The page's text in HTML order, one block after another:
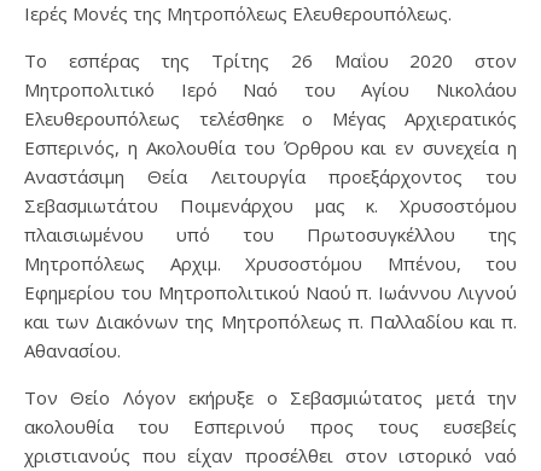
Ιερές Μονές της Μητροπόλεως Ελευθερουπόλεως.
Το εσπέρας της Τρίτης 26 Μαΐου 2020 στον
Μητροπολιτικό Ιερό Ναό του Αγίου Νικολάου
Ελευθερουπόλεως τελέσθηκε ο Μέγας Αρχιερατικός
Εσπερινός, η Ακολουθία του Όρθρου και εν συνεχεία η
Αναστάσιμη Θεία Λειτουργία προεξάρχοντος του
Σεβασμιωτάτου Ποιμενάρχου μας κ. Χρυσοστόμου
πλαισιωμένου υπό του Πρωτοσυγκέλλου της
Μητροπόλεως Αρχιμ. Χρυσοστόμου Μπένου, του
Εφημερίου του Μητροπολιτικού Ναού π. Ιωάννου Λιγνού
και των Διακόνων της Μητροπόλεως π. Παλλαδίου και π.
Αθανασίου.
Τον Θείο Λόγον εκήρυξε ο Σεβασμιώτατος μετά την
ακολουθία του Εσπερινού προς τους ευσεβείς
χριστιανούς που είχαν προσέλθει στον ιστορικό ναό